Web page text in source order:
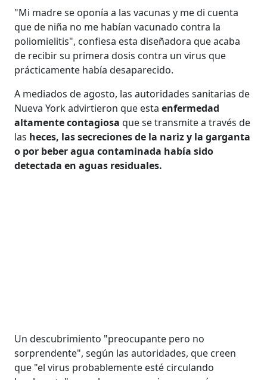
"Mi madre se oponía a las vacunas y me di cuenta
que de niña no me habían vacunado contra la
poliomielitis", confiesa esta diseñadora que acaba
de recibir su primera dosis contra un virus que
prácticamente había desaparecido.
A mediados de agosto, las autoridades sanitarias de
Nueva York advirtieron que estaenfermedad
altamente contagiosaque se transmite a través de
las heces, las secreciones de la nariz y la garganta
o por beber agua contaminada había sido
detectada en aguas residuales.
Un descubrimiento "preocupante pero no
sorprendente", según las autoridades, que creen
que "el virus probablemente esté circulando